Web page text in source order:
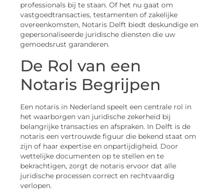
professionals bij te staan. Of het nu gaat om
vastgoedtransacties, testamenten of zakelijke
overeenkomsten, Notaris Delft biedt deskundige en
gepersonaliseerde juridische diensten die uw
gemoedsrust garanderen.
De Rol van een
Notaris Begrijpen
Een notaris in Nederland speelt een centrale rol in
het waarborgen van juridische zekerheid bij
belangrijke transacties en afspraken. In Delft is de
notaris een vertrouwde figuur die bekend staat om
zijn of haar expertise en onpartijdigheid. Door
wettelijke documenten op te stellen en te
bekrachtigen, zorgt de notaris ervoor dat alle
juridische processen correct en rechtvaardig
verlopen.